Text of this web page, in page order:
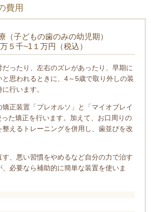
費用
（子どもの歯のみの幼児期）
５千~1１万円（税込）
ったり、左右のズレがあったり、早期に
思われるときに、4～5歳で取り外しの装
行います。
矯正装置「プレオルソ」と「マイオブレイ
た矯正を行います。加えて、お口周りの
えるトレーニングを併用し、歯並びを改
、悪い習慣をやめるなど自分の力で治す
必要なら補助的に簡単な装置を使いま